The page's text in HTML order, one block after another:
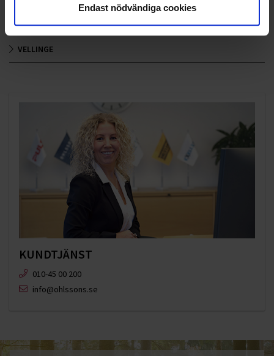
Endast nödvändiga cookies
VELLINGE
KUNDTJÄNST
010-45 00 200​
info@ohlssons.se